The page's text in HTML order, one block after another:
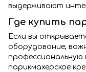
выдерживают
Где купить
Если вы
оборудование,
профессиональную
парикмахерское